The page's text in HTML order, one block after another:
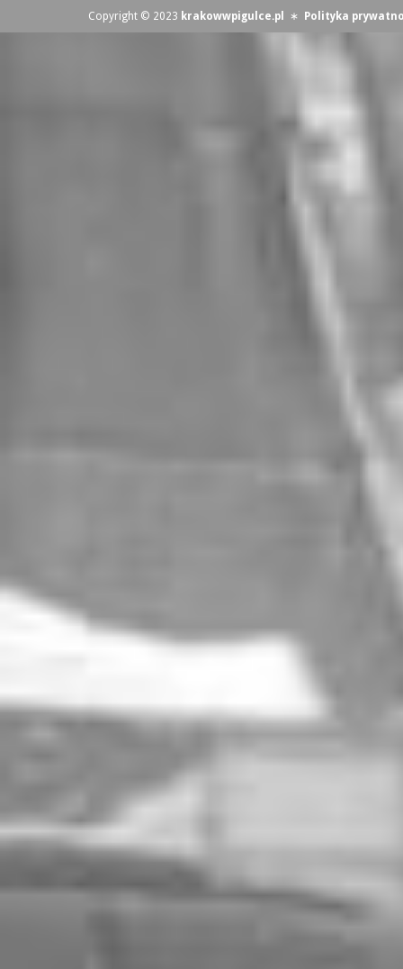
Copyright © 2023 krakowwpigulce.pl ∗ Polityka